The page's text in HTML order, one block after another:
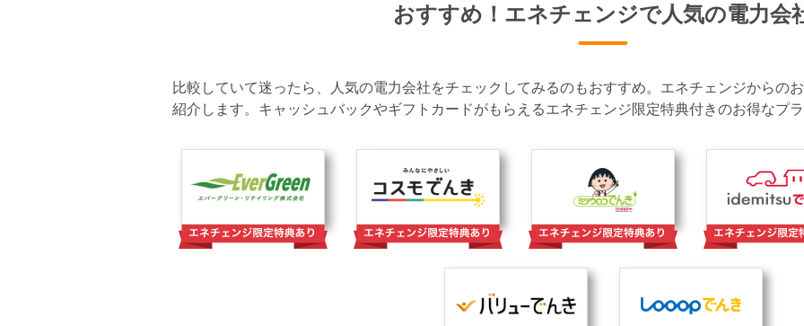
おすすめ！ エネチェンジで人気の電力会
比較していて迷ったら、人気の電力会社をチェックしてみるのもおすすめ。エネチェンジからの
紹介します。キャッシュバックやギフトカードがもらえるエネチェンジ限定特典付きのお得なプ